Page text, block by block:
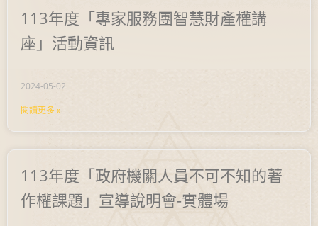
113年度「專家服務團智慧財產權講
座」活動資訊
2024-05-02
閱讀更多 »
113年度「政府機關人員不可不知的著
作權課題」宣導說明會-實體場